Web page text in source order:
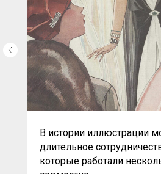
В истории иллюстрации
длительное
которые работали